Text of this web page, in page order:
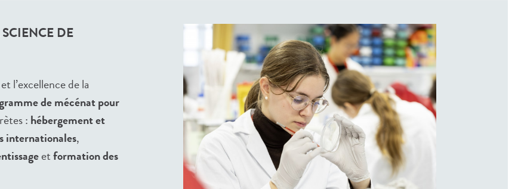
DE
l’excellence de la
de mécénat pour
: hébergement et
internationales,
etformation des